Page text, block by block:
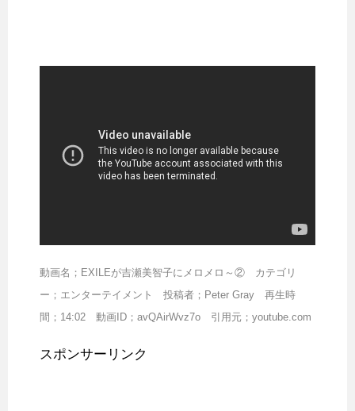
動画名；EXILEが吉瀬美智子にメロメロ～② カテゴリ
ー；エンターテイメント 投稿者；Peter Gray 再生時
間；14:02 動画ID；avQAirWvz7o 引用元；youtube.com
スポンサーリンク